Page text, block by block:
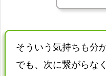
そういう気持ちも分
でも、次に繋がらな